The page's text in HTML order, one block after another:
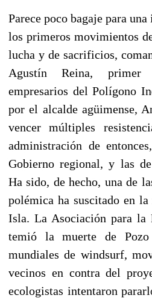
Parece poco bagaje para
los primeros movimientos
lucha y de sacrificios,
Agustín Reina,
empresarios del Polígono
por el alcalde agüimense,
vencer múltiples
administración de
Gobierno regional, y las
Ha sido, de hecho, una de
polémica ha suscitado en
Isla. La Asociación para la
temió la muerte de
mundiales de windsurf,
vecinos en contra del
ecologistas intentaron